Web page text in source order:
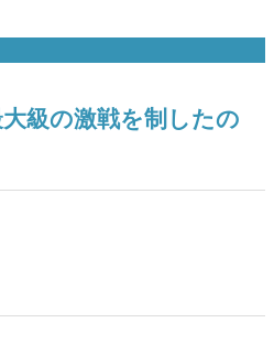
級の激戦を制したの